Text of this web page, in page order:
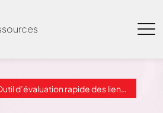
d’évaluation rapide des liens établis entre la santé sexuelle et de la reproduction et le VIH, Guide générique